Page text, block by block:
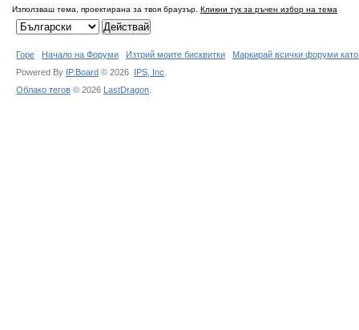
Използваш тема, проектирана за твоя браузър. Кликни тук за ръчен избор на тема
Горе Начало на Форуми Изтрий моите бисквитки
Маркирай всички форуми
Powered By IP.Board © 2026 IPS, Inc
Облако тегов © 2026 LastDragon